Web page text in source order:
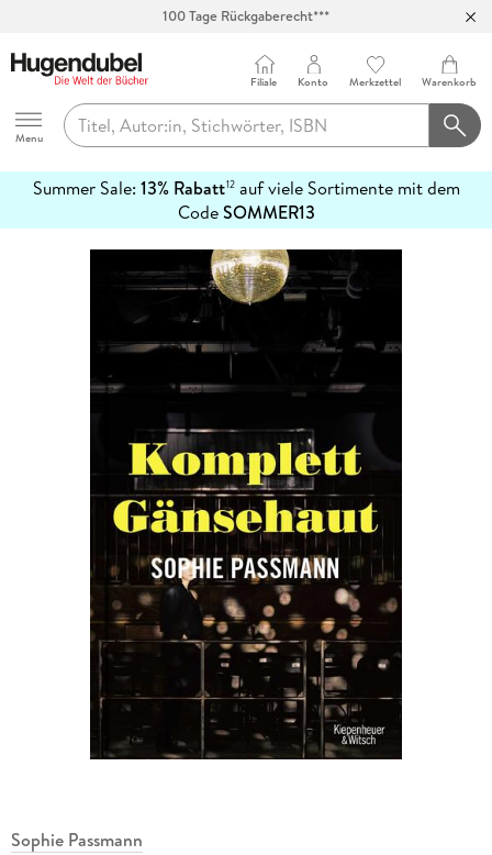
100 Tage Rückgaberecht***
Hugendubel
Menu
Filiale Konto Merkzettel Warenkorb
Summer Sale: 13% Rabatt12auf viele Sortimente mit dem
CodeSOMMER13
erfahren
Sophie Passmann